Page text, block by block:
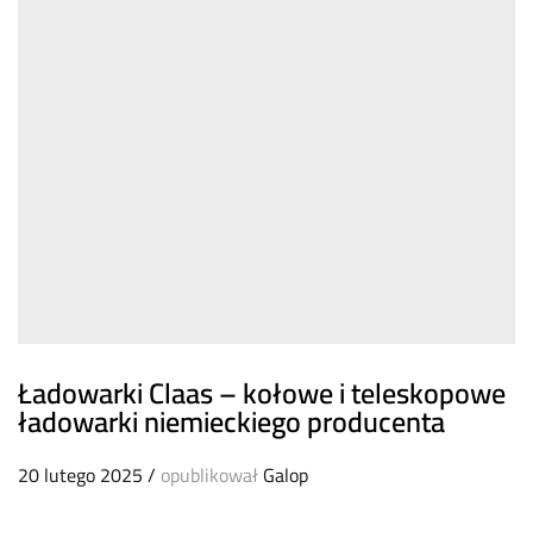
Ładowarki Claas – kołowe i teleskopowe
ładowarki niemieckiego producenta
20 lutego 2025/ opublikowałGalop